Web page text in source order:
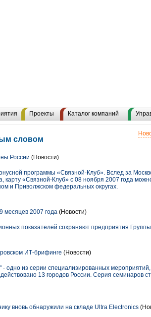
Проекты Каталог компаний
словом
России (Новости)
программы «Связной-Клуб». Вслед за
карту «Связной-Клуб» с 08 ноября 2007 года
и Приволжском федеральных округах.
месяцев 2007 года (Новости)
показателей сохраняют предприятия
ИТ-брифинге (Новости)
одно из серии специализированных
13 городов России. Серия семинаров
вновь обнаружили на складе Ultra Electronics